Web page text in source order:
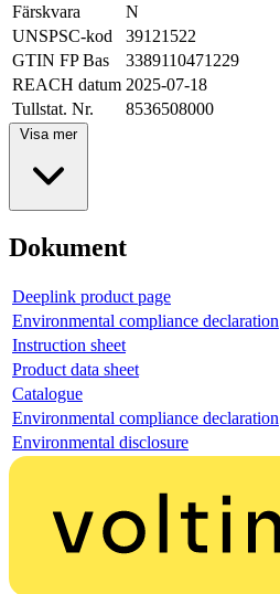
Färskvara
N
UNSPSC-kod
39121522
GTIN FP Bas
3389110471229
REACH datum 2025-07-18
Tullstat. Nr.
8536508000
Visa mer
Dokument
Deeplink product page
Environmental compliance declaration
Instruction sheet
Product data sheet
Catalogue
Environmental compliance declaration
Environmental disclosure